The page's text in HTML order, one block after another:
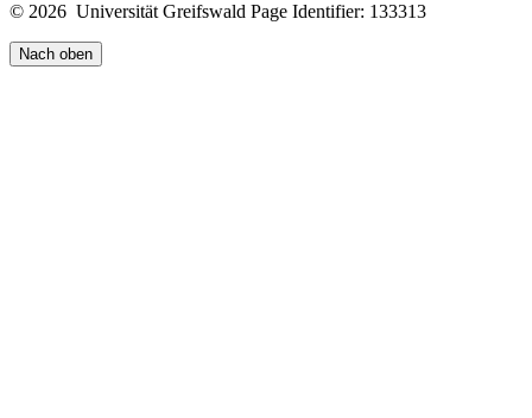
© 2026 Universität Greifswald Page Identifier: 133313
Nach oben